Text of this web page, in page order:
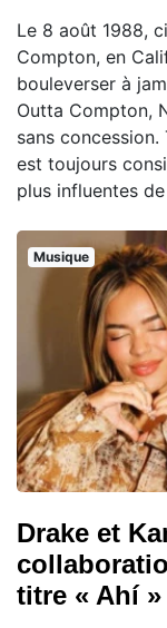
Le 8 août 1988,
Compton, en
bouleverser à
Outta Compton,
sans
est toujours
plus influentes
Musique
Drake et
titre « Ahí »